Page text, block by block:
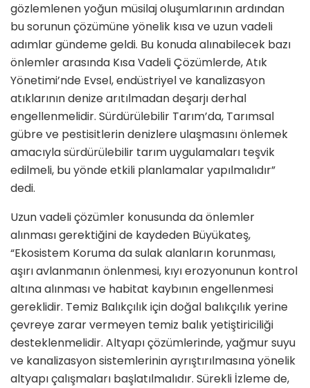
gözlemlenen yoğun müsilaj oluşumlarının ardından
bu sorunun çözümüne yönelik kısa ve uzun vadeli
adımlar gündeme geldi. Bu konuda alınabilecek bazı
önlemler arasında Kısa Vadeli Çözümlerde, Atık
Yönetimi’nde Evsel, endüstriyel ve kanalizasyon
atıklarının denize arıtılmadan deşarjı derhal
engellenmelidir. Sürdürülebilir Tarım’da, Tarımsal
gübre ve pestisitlerin denizlere ulaşmasını önlemek
amacıyla sürdürülebilir tarım uygulamaları teşvik
edilmeli, bu yönde etkili planlamalar yapılmalıdır”
dedi.
Uzun vadeli çözümler konusunda da önlemler
alınması gerektiğini de kaydeden Büyükateş,
“Ekosistem Koruma da sulak alanların korunması,
aşırı avlanmanın önlenmesi, kıyı erozyonunun kontrol
altına alınması ve habitat kaybının engellenmesi
gereklidir. Temiz Balıkçılık için doğal balıkçılık yerine
çevreye zarar vermeyen temiz balık yetiştiriciliği
desteklenmelidir. Altyapı çözümlerinde, yağmur suyu
ve kanalizasyon sistemlerinin ayrıştırılmasına yönelik
altyapı çalışmaları başlatılmalıdır. Sürekli İzleme de,